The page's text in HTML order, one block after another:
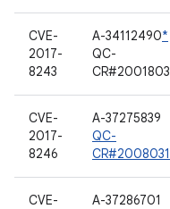
CVE-
2017-
8243
A-34112490*
QC-
CR#2001803
CVE-
2017-
8246
A-37275839
QC-
CR#2008031
CVE-
A-37286701